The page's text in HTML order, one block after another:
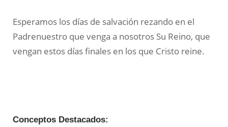
Esperamos los días de salvación rezando en el
Padrenuestro que venga a nosotros Su Reino, que
vengan estos días finales en los que Cristo reine.
Conceptos Destacados: